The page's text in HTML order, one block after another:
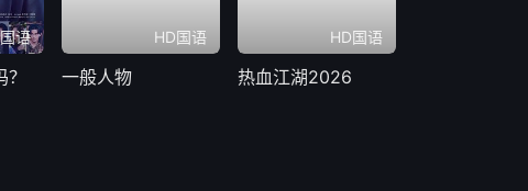
语 HD国语
一般人物
HD国语
热血江湖2026